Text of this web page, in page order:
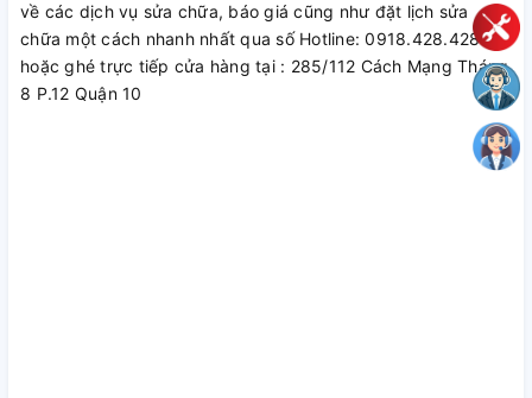
về các dịch vụ sửa chữa, báo giá cũng như đặt lịch sửa
chữa một cách nhanh nhất qua số Hotline: 0918.428.428
hoặc ghé trực tiếp cửa hàng tại : 285/112 Cách Mạng Tháng
8 P.12 Quận 10